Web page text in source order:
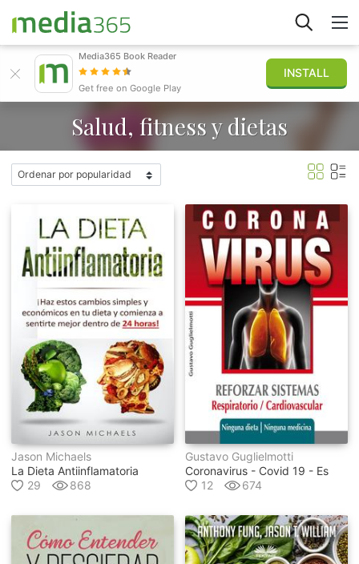
Iniciar sesión
Publicar
Media365 Book Reader
Get free on Google Play
INSTALL
Salud, fitness y dietas
Jason Michaels
La Dieta Antiinflamatoria
29
868
Gustavo Guglielmotti
Coronavirus - Covid 19 - Es
12
674